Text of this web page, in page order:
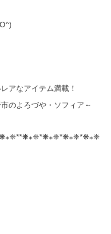
アなアイテム満載！
のよろづや・ソフィア～